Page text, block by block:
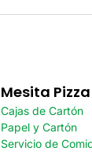
Mesita Pizza
Cajas de Cartón
Papel y Cartón
Servicio de